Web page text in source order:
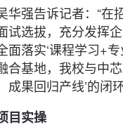
华强告诉记者：“
试选拔，充分发挥
面落实‘课程学习+
合基地，我校与中
成果回归产线’的闭
目实操